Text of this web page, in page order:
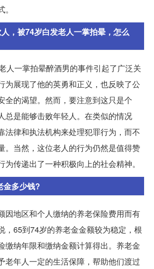
，被74岁白发老人一掌拍晕，怎么
人一掌拍晕醉酒男的事件引起了广泛关
为展现了他的英勇和正义，也反映了公
全的渴望。然而，要注意到这只是个
总是能够击败年轻人。在类似的情况
法律和执法机构来处理犯罪行为，而不
。当然，这位老人的行为仍然是值得赞
为传递出了一种积极向上的社会精神。
金多少钱?
因地区和个人缴纳的养老保险费用而有
，65到74岁的养老金金额较为稳定，根
缴纳年限和缴纳金额计算得出。养老金
老年人一定的生活保障，帮助他们渡过